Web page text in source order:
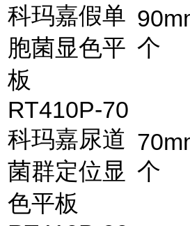
科玛嘉假单
胞菌显色平
板
个
RT410P-70
科玛嘉尿道
菌群定位显
色平板
个